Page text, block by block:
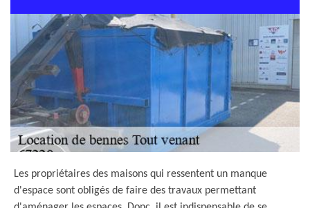
Les propriétaires des maisons qui ressentent un manque
d'espace sont obligés de faire des travaux permettant